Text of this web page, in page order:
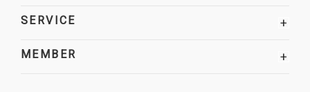
SERVICE +
MEMBER +